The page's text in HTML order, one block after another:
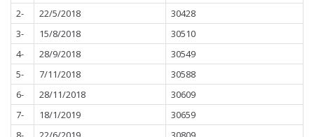
2-
22/5/2018
30428
3-
15/8/2018
30510
4-
28/9/2018
30549
5-
7/11/2018
30588
6-
28/11/2018
30609
7-
18/1/2019
30659